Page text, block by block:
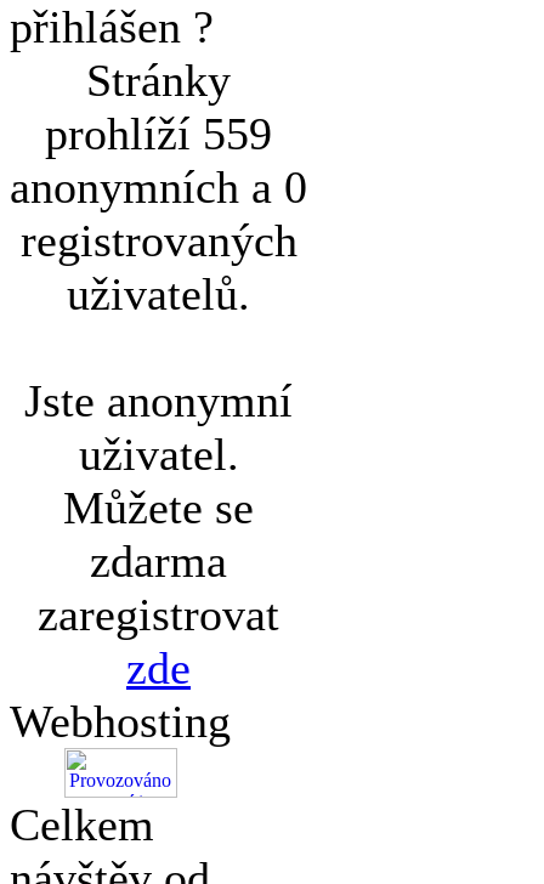
přihlášen ?
Stránky
prohlíží 559
anonymních a 0
registrovaných
uživatelů.
Jste anonymní
uživatel.
Můžete se
zdarma
zaregistrovat
zde
Webhosting
Celkem